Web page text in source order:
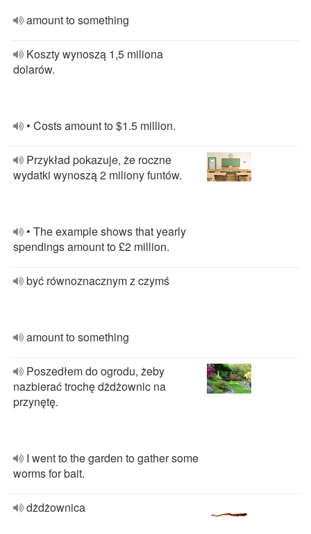
amount to something
Koszty wynoszą 1,5 miliona
dolarów.
• Costs amount to $1.5 million.
Przykład pokazuje, że roczne
wydatki wynoszą 2 miliony funtów.
• The example shows that yearly
spendings amount to £2 million.
być równoznacznym z czymś
amount to something
Poszedłem do ogrodu, żeby
nazbierać trochę dżdżownic na
przynętę.
I went to the garden to gather some
worms for bait.
dżdżownica